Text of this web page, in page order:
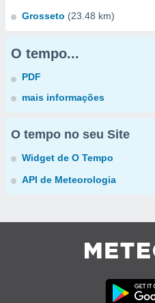
Grosseto (23.48 km)
O tempo...
PDF
mais informações
O tempo no seu Site
Widget de O Tempo
API de Meteorologia